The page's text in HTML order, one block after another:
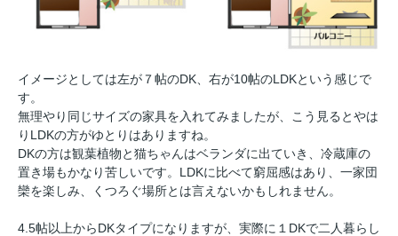
イメージとしては左が７帖のDK、右が10帖のLDKという感じで
す。
無理やり同じサイズの家具を入れてみましたが、こう見るとやは
りLDKの方がゆとりはありますね。
DKの方は観葉植物と猫ちゃんはベランダに出ていき、冷蔵庫の
置き場もかなり苦しいです。LDKに比べて窮屈感はあり、一家団
欒を楽しみ、くつろぐ場所とは言えないかもしれません。
4.5帖以上からDKタイプになりますが、実際に１DKで二人暮らし